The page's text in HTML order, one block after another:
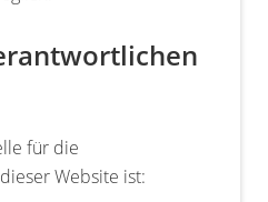
für die
Website ist: